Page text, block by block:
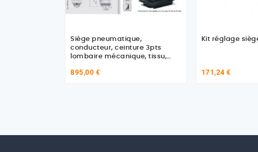
Siège pneumatique,
conducteur, ceinture 3pts
lombaire mécanique, tissu,
et coloris gris
895,00 €
Kit réglage
171,24 €